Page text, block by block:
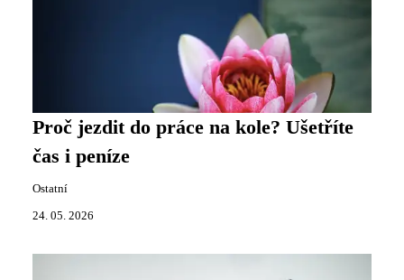
Proč jezdit do práce na kole? Ušetříte
čas i peníze
Ostatní
24. 05. 2026